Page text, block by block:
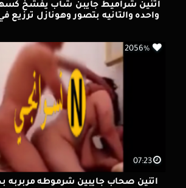
اتنين شراميط جايبن شاب يفشخ كسهم
واحده والتانيه بتصور وهونازل
07:23
2056%
اتنين صحاب جايبين شرموطه مربربه